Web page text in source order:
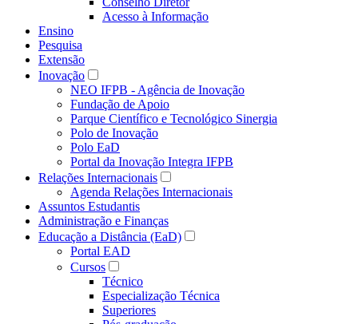
Acesso à Informação
Ensino
Pesquisa
Extensão
Inovação
NEO IFPB - Agência de Inovação
Fundação de Apoio
Parque Científico e Tecnológico Sinergia
Polo de Inovação
Polo EaD
Portal da Inovação Integra IFPB
Relações Internacionais
Agenda Relações Internacionais
Assuntos Estudantis
Administração e Finanças
Educação a Distância (EaD)
Portal EAD
Cursos
Técnico
Especialização Técnica
Superiores